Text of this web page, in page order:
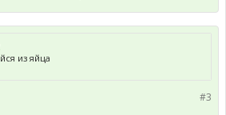
из яйца
#3